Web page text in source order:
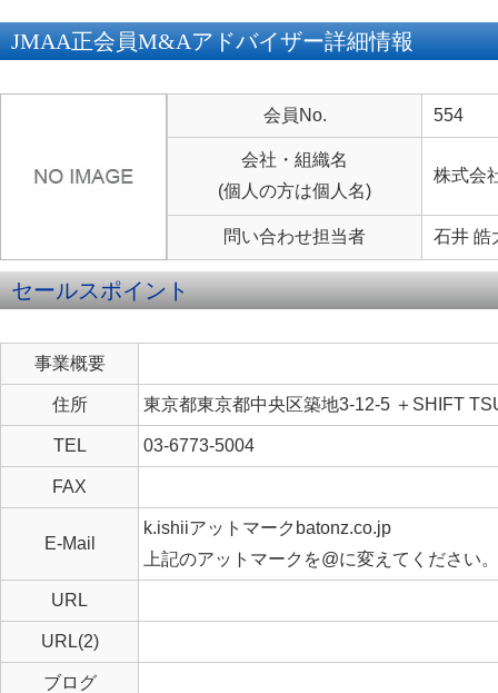
JMAA正会員M&Aアドバイザー詳細情報
会員No. 554
会社・組織名
(個人の方は個人名)
株式会
問い合わせ担当者 石井 皓
セールスポイント
事業概要
住所 東京都東京都中央区築地3-12-5 ＋SHIFT
TEL 03-6773-5004
FAX
E-Mail
k.ishiiアットマークbatonz.co.jp
上記のアットマークを@に変えてください。
URL
URL(2)
ブログ